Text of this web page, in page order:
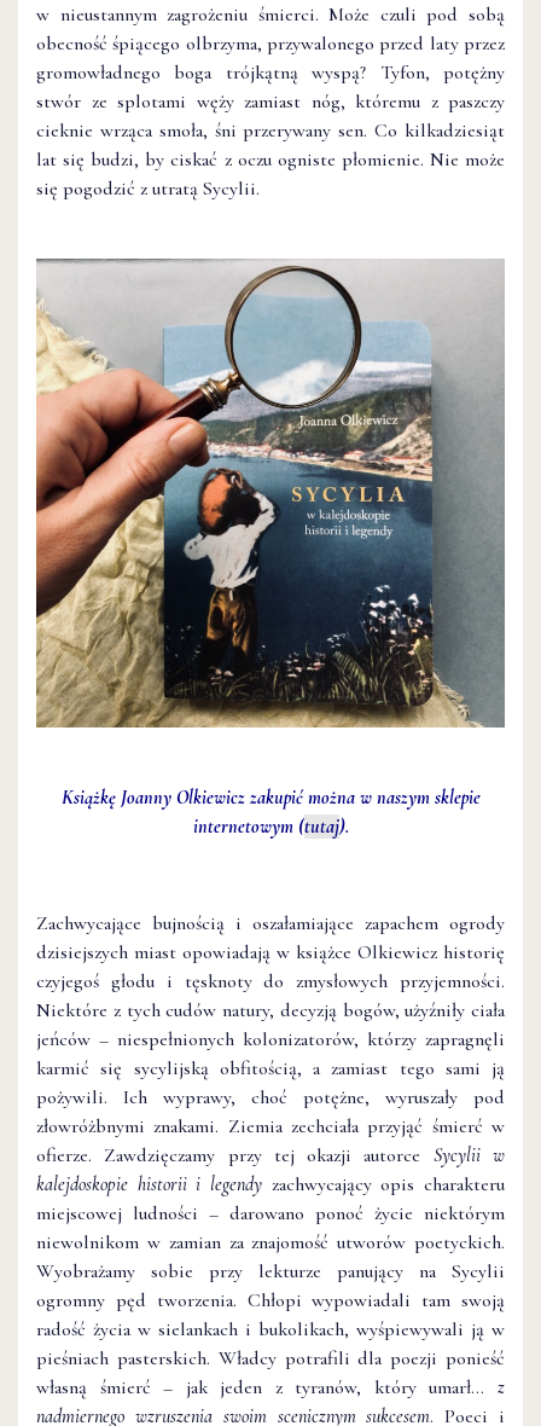
w nieustannym zagrożeniu śmierci. Może czuli pod sobą
obecność śpiącego olbrzyma, przywalonego przed laty przez
gromowładnego boga trójkątną wyspą? Tyfon, potężny
stwór ze splotami węży zamiast nóg, któremu z paszczy
cieknie wrząca smoła, śni przerywany sen. Co kilkadziesiąt
lat się budzi, by ciskać z oczu ogniste płomienie. Nie może
się pogodzić z utratą Sycylii.
Książkę Joanny Olkiewicz zakupić można w naszym sklepie
internetowym (tutaj).
Zachwycające bujnością i oszałamiające zapachem ogrody
dzisiejszych miast opowiadają w książce Olkiewicz historię
czyjegoś głodu i tęsknoty do zmysłowych przyjemności.
Niektóre z tych cudów natury, decyzją bogów, użyźniły ciała
jeńców – niespełnionych kolonizatorów, którzy zapragnęli
karmić się sycylijską obfitością, a zamiast tego sami ją
pożywili. Ich wyprawy, choć potężne, wyruszały pod
złowróżbnymi znakami. Ziemia zechciała przyjąć śmierć w
ofierze. Zawdzięczamy przy tej okazji autorce Sycylii w
kalejdoskopie historii i legendy zachwycający opis charakteru
miejscowej ludności – darowano ponoć życie niektórym
niewolnikom w zamian za znajomość utworów poetyckich.
Wyobrażamy sobie przy lekturze panujący na Sycylii
ogromny pęd tworzenia. Chłopi wypowiadali tam swoją
radość życia w sielankach i bukolikach, wyśpiewywali ją w
pieśniach pasterskich. Władcy potrafili dla poezji ponieść
własną śmierć – jak jeden z tyranów, który umarł… z
nadmiernego wzruszenia swoim scenicznym sukcesem. Poeci i